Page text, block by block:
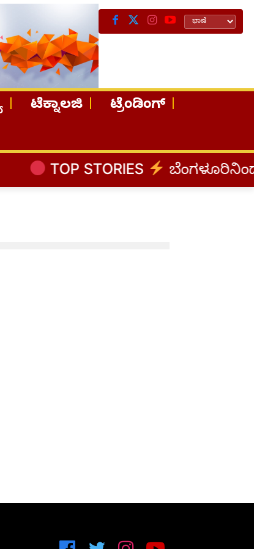
ಟೆಕ್ನಾಲಜಿ
ಟ್ರೆಂಡಿಂಗ್
TOP STORIES ಬೆಂಗಳೂರಿನಿಂದ